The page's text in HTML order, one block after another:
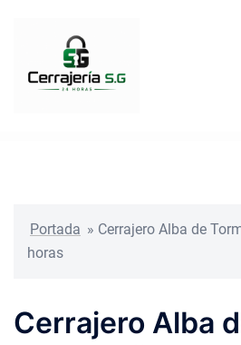
Portada » Cerrajero Alba de
horas
Cerrajero Alba